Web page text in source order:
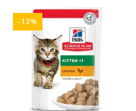
-12%